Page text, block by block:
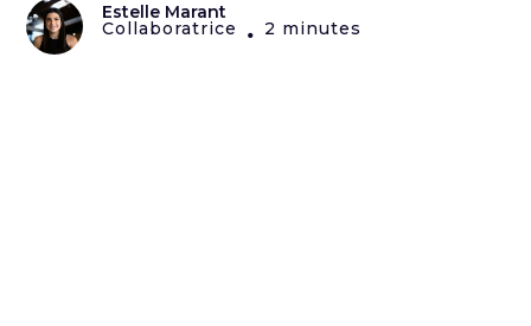
Estelle Marant
Collaboratrice • 2 minutes